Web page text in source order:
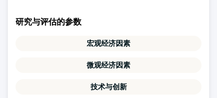
研究与评估的参数
宏观经济因素
微观经济因素
技术与创新